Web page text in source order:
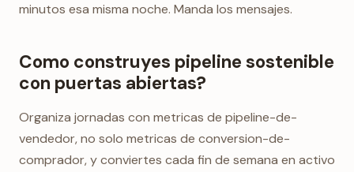
minutos esa misma noche. Manda los mensajes.
Como construyes pipeline sostenible
con puertas abiertas?
Organiza jornadas con metricas de pipeline-de-
vendedor, no solo metricas de conversion-de-
comprador, y conviertes cada fin de semana en activo